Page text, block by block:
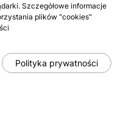
polityka prywatności
regulamin
Szczegółowe informacje
plików "cookies"
Polityka prywatności